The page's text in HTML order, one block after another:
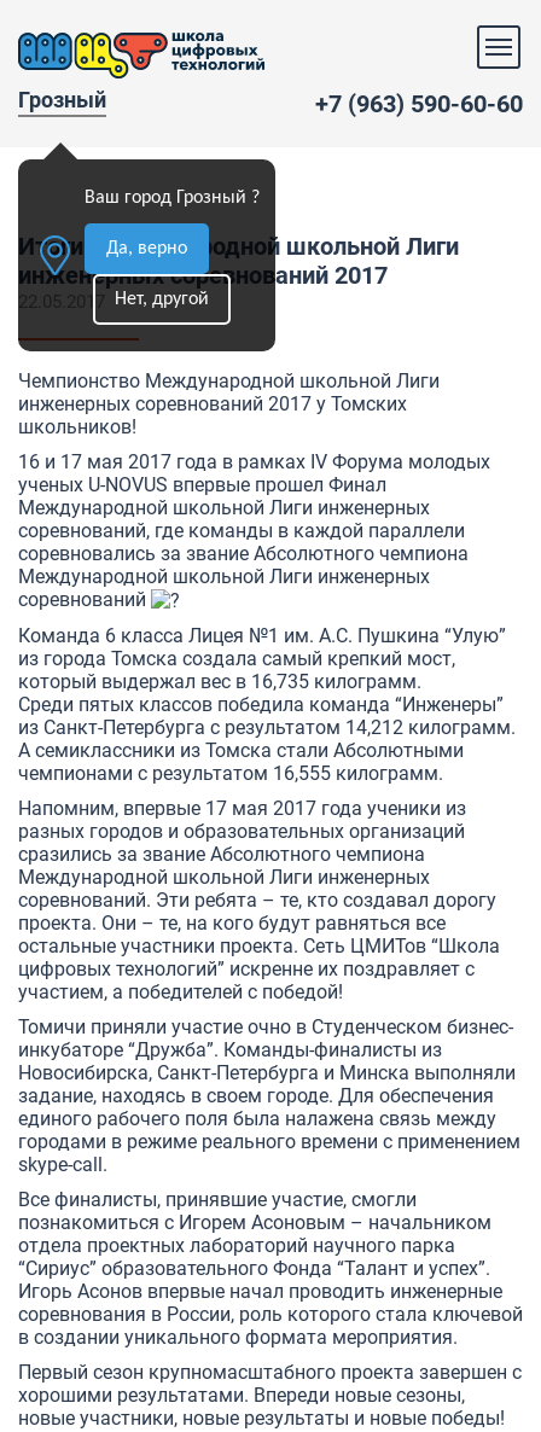
Грозный
Ваш город Грозный ?
Да, верно
Нет, другой
+7 (963) 590-60-60
Итоги Международной школьной Лиги
инженерных соревнований 2017
22.05.2017
Чемпионство Международной школьной Лиги
инженерных соревнований 2017 у Томских
школьников!
16 и 17 мая 2017 года в рамках IV Форума молодых
ученых U-NOVUS впервые прошел Финал
Международной школьной Лиги инженерных
соревнований, где команды в каждой параллели
соревновались за звание Абсолютного чемпиона
Международной школьной Лиги инженерных
соревнований
Команда 6 класса Лицея №1 им. А.С. Пушкина “Улую”
из города Томска создала самый крепкий мост,
который выдержал вес в 16,735 килограмм.
Среди пятых классов победила команда “Инженеры”
из Санкт-Петербурга с результатом 14,212 килограмм.
А семиклассники из Томска стали Абсолютными
чемпионами с результатом 16,555 килограмм.
Напомним, впервые 17 мая 2017 года ученики из
разных городов и образовательных организаций
сразились за звание Абсолютного чемпиона
Международной школьной Лиги инженерных
соревнований. Эти ребята – те, кто создавал дорогу
проекта. Они – те, на кого будут равняться все
остальные участники проекта. Сеть ЦМИТов “Школа
цифровых технологий” искренне их поздравляет с
участием, а победителей с победой!
Томичи приняли участие очно в Студенческом бизнес-
инкубаторе “Дружба”. Команды-финалисты из
Новосибирска, Санкт-Петербурга и Минска выполняли
задание, находясь в своем городе. Для обеспечения
единого рабочего поля была налажена связь между
городами в режиме реального времени с применением
skype-call.
Все финалисты, принявшие участие, смогли
познакомиться с Игорем Асоновым – начальником
отдела проектных лабораторий научного парка
“Сириус” образовательного Фонда “Талант и успех”.
Игорь Асонов впервые начал проводить инженерные
соревнования в России, роль которого стала ключевой
в создании уникального формата мероприятия.
Первый сезон крупномасштабного проекта завершен с
хорошими результатами. Впереди новые сезоны,
новые участники, новые результаты и новые победы!